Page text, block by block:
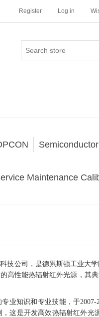
Register Log in
Maintenance
技公司，是德累斯顿工业大
高性能热辐射红外光源，其
业知识和专业技能，于2007-
这是开发高效热辐射红外光